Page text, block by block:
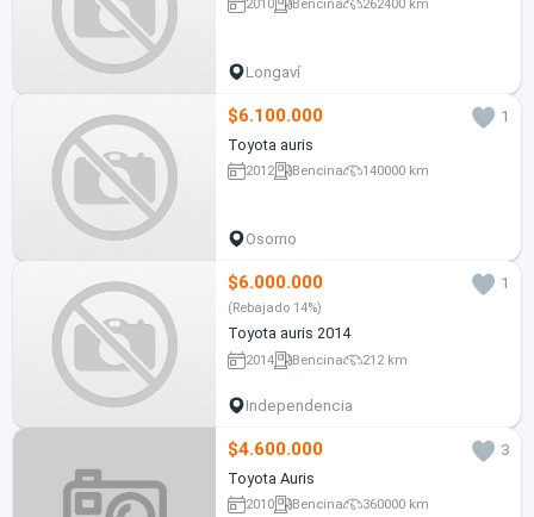
2010 Bencina 262400 km
Longaví
$6.100.000
1
Toyota auris
2012 Bencina 140000 km
Osorno
$6.000.000 1
(Rebajado 14%)
Toyota auris 2014
2014 Bencina 212 km
Independencia
$4.600.000
3
Toyota Auris
2010 Bencina 360000 km